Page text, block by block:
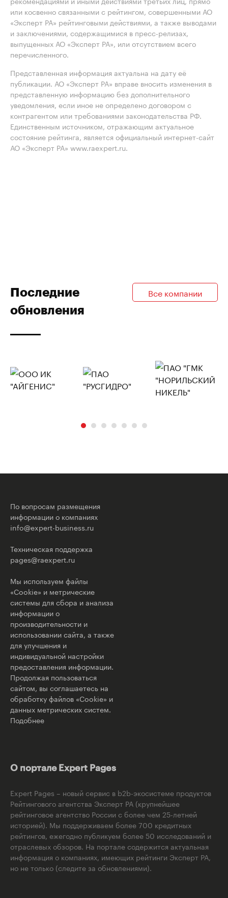
или косвенно связанными с рейтингом, совершенными АО
«Эксперт РА» рейтинговыми действиями, а также выводами
и заключениями, содержащимися в пресс-релизах,
выпущенных АО «Эксперт РА», или отсутствием всего
перечисленного.
Представленная информация актуальна на дату её
публикации. АО «Эксперт РА» вправе вносить изменения в
представленную информацию без дополнительного
уведомления, если иное не определено договором с
контрагентом или требованиями законодательства РФ.
Единственным источником, отражающим актуальное
состояние рейтинга, является официальный интернет-сайт
АО «Эксперт РА» www.raexpert.ru.
Последние
обновления
Все компании
По вопросам размещения
информации о компаниях
info@expert-business.ru
Техническая поддержка
pages@raexpert.ru
Мы используем файлы
«Cookie» и метрические
системы для сбора и анализа
информации о
производительности и
использовании сайта, а также
для улучшения и
индивидуальной настройки
предоставления информации.
Продолжая пользоваться
сайтом, вы соглашаетесь на
обработку файлов «Cookie» и
данных метрических систем.
Подобнее
О портале Expert Pages
Expert Pages – новый сервис в b2b-экосистеме продуктов
Рейтингового агентства Эксперт РА (крупнейшее
рейтинговое агентство России с более чем 25-летней
историей). Мы поддерживаем более 700 кредитных
рейтингов, ежегодно публикуем более 50 исследований и
отраслевых обзоров. На портале содержится актуальная
информация о компаниях, имеющих рейтинги Эксперт РА,
но не только (следите за обновлениями).